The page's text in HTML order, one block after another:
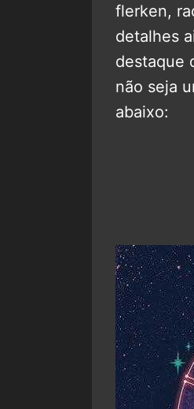
flerken,
detalhes
destaque
não seja
abaixo: